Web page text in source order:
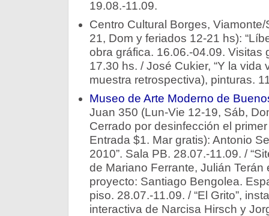
19.08.-11.09.
Centro Cultural Borges,
21, Dom y feriados 12-21 hs):
obra gráfica. 16.06.-04.09. Visitas
17.30 hs. / José Cukier, “Y la vida
muestra retrospectiva), pinturas.
Museo de Arte Moderno de
Juan 350 (Lun-Vie 12-19, Sáb,
Cerrado por desinfección el
Entrada $1. Mar gratis): Antonio
2010”. Sala PB. 28.07.-11.09. /
de Mariano Ferrante, Julián Terán
proyecto: Santiago Bengolea.
piso. 28.07.-11.09. / “El Grito”,
interactiva de Narcisa Hirsch y